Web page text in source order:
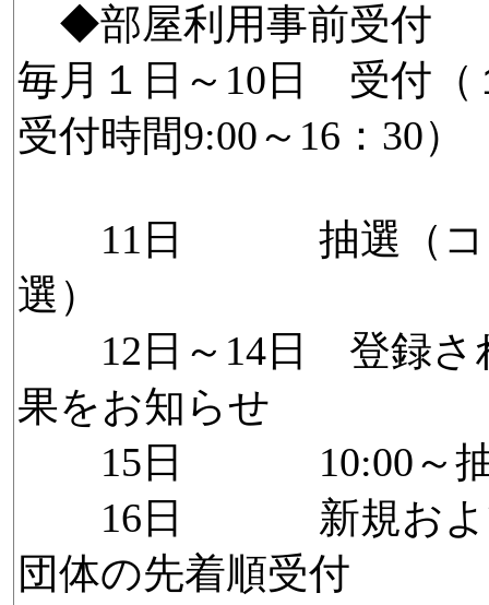
◆部屋利用事前受付
毎月１日～10日 受付（
受付時間9:00～16：30）
11日 抽選（コン
選）
12日～14日 登録さ
果をお知らせ
15日 10:00～抽
16日 新規および3
団体の先着順受付